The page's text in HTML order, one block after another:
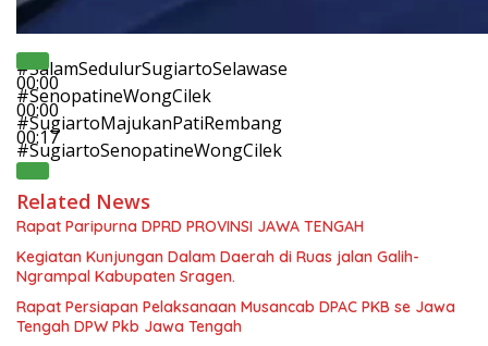
00:00
00:00
00:17
#SalamSedulurSugiartoSelawase
#SenopatineWongCilek
#SugiartoMajukanPatiRembang
#SugiartoSenopatineWongCilek
Related News
Rapat Paripurna DPRD PROVINSI JAWA TENGAH
Kegiatan Kunjungan Dalam Daerah di Ruas jalan Galih-
Ngrampal Kabupaten Sragen.
Rapat Persiapan Pelaksanaan Musancab DPAC PKB se Jawa
Tengah DPW Pkb Jawa Tengah